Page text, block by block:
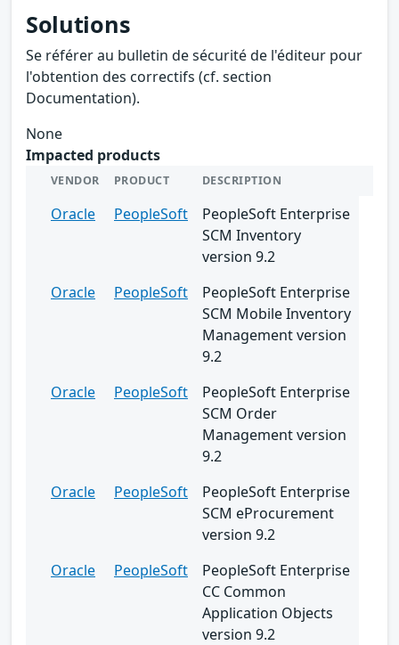
Solutions
Se référer au bulletin de sécurité de l'éditeur pour
l'obtention des correctifs (cf. section
Documentation).
None
Impacted products
VENDOR PRODUCT DESCRIPTION
Oracle PeopleSoft
PeopleSoft Enterprise
SCM Inventory
version 9.2
Oracle
PeopleSoft
PeopleSoft Enterprise
SCM Mobile Inventory
Management version
9.2
Oracle
PeopleSoft
PeopleSoft Enterprise
SCM Order
Management version
9.2
Oracle
PeopleSoft
PeopleSoft Enterprise
SCM eProcurement
version 9.2
Oracle
PeopleSoft
PeopleSoft Enterprise
CC Common
Application Objects
version 9.2